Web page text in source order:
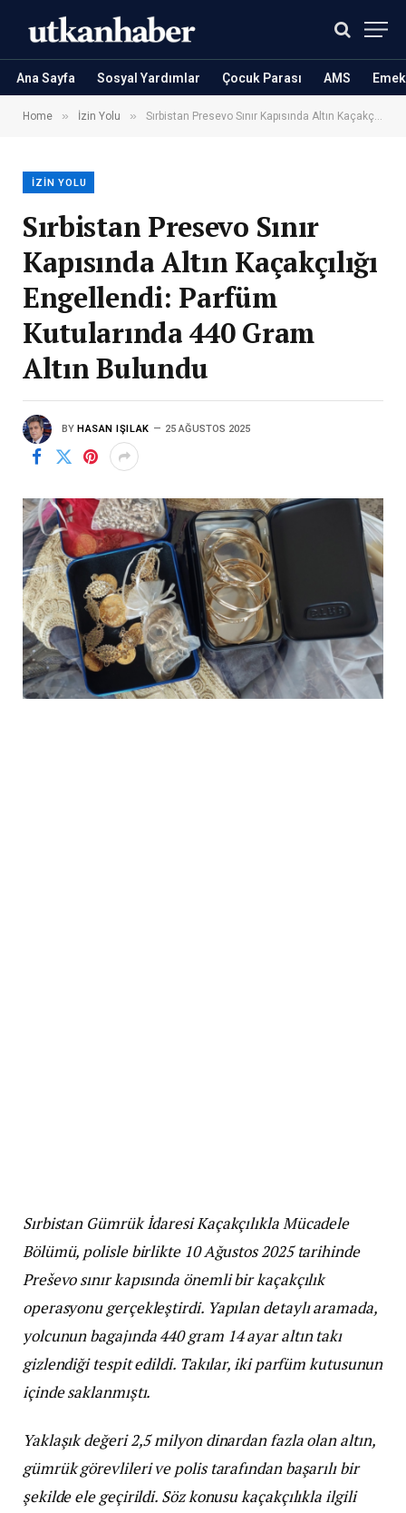
Ana Sayfa Sosyal Yardımlar Çocuk Parası AMS
Home » İzin Yolu » Sırbistan Presevo Sınır Kapısında Altın Kaçakçılığı Engellendi: Parfüm Kutularında 440 Gram Altın Bulundu
İZIN YOLU
Sırbistan Presevo Sınır
Kapısında Altın Kaçakçılığı
Engellendi: Parfüm
Kutularında 440 Gram
Altın Bulundu
BY HASAN IŞILAK 25 AĞUSTOS 2025
Sırbistan Gümrük İdaresi Kaçakçılıkla Mücadele
Bölümü, polisle birlikte 10 Ağustos 2025 tarihinde
Preševo sınır kapısında önemli bir kaçakçılık
operasyonu gerçekleştirdi. Yapılan detaylı aramada,
yolcunun bagajında 440 gram 14 ayar altın takı
gizlendiği tespit edildi. Takılar, iki parfüm kutusunun
içinde saklanmıştı.
Yaklaşık değeri 2,5 milyon dinardan fazla olan altın,
gümrük görevlileri ve polis tarafından başarılı bir
şekilde ele geçirildi. Söz konusu kaçakçılıkla ilgili